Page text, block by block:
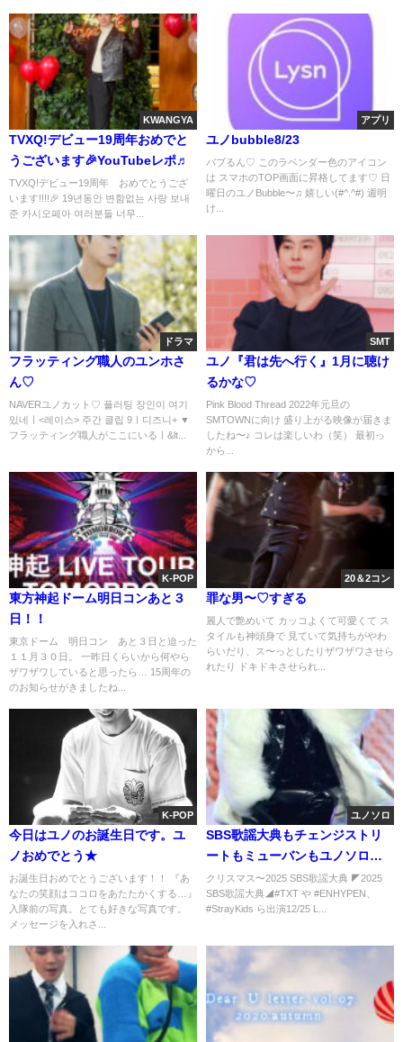
KWANGYA
TVXQ!デビュー19周年おめでと
うございます🎉YouTubeレポ♬
TVXQ!デビュー19周年 おめでとうござ
います!!!!🎉 19년동안 변함없는 사랑 보내
준 카시오페아 여러분들 너무...
アプリ
ユノbubble8/23
バブるん♡ このラベンダー色のアイコン
は スマホのTOP画面に昇格してます♡ 日
曜日のユノBubble〜♫ 嬉しい(#^.^#) 週明
け...
ドラマ
フラッティング職人のユンホさ
ん♡
NAVERユノカット♡ 플러팅 장인이 여기
있네ㅣ<레이스> 주간 클립 9ㅣ디즈니+ ▼
フラッティング職人がここにいるㅣ&lt...
SMT
ユノ『君は先へ行く』1月に聴け
るかな♡
Pink Blood Thread 2022年元旦の
SMTOWNに向け 盛り上がる映像が届きま
したね〜♪ コレは楽しいわ（笑） 最初っ
から...
K-POP
東方神起ドーム明日コンあと３
日！！
東京ドーム 明日コン あと３日と迫った
１１月３０日。 一昨日くらいから何やら
ザワザワしていると思ったら… 15周年の
のお知らせがきましたね...
20＆2コン
罪な男〜♡すぎる
麗人で艶めいて カッコよくて可愛くて ス
タイルも神頭身で 見ていて気持ちがやわ
らいだり、ス〜っとしたりザワザワさせら
れたり ドキドキさせられ...
K-POP
今日はユノのお誕生日です。ユ
ノおめでとう★
お誕生日おめでとうございます！！ 『あ
なたの笑顔はココロをあたたかくする…』
入隊前の写真。とても好きな写真です。
メッセージを入れさ...
ユノソロ
SBS歌謡大典もチェンジストリ
ートもミューバンもユノソロで
す✨️ファイティン!!
クリスマス〜2025 SBS歌謡大典 ◤2025
SBS歌謡大典◢#TXT や #ENHYPEN、
#StrayKids ら出演12/25 L...